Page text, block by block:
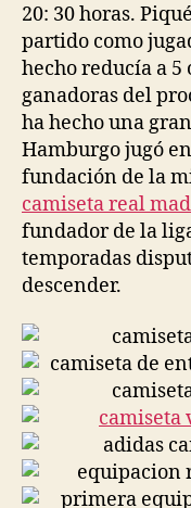
20: 30 horas.
partido como
hecho reducía a 5
ganadoras del
ha hecho una
Hamburgo jugó
fundación de la
camiseta real
fundador de la
temporadas
descender.